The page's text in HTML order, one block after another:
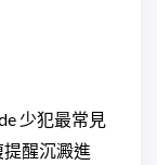
少犯最常見
醒沉澱進